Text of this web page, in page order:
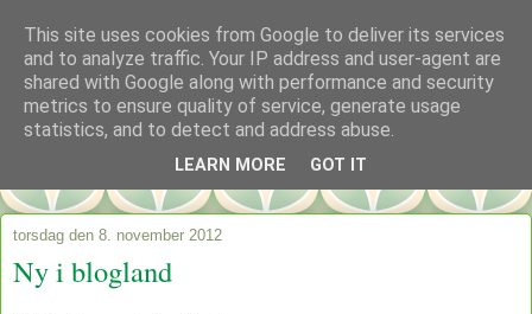
torsdag den 8. november 2012
Ny i blogland
This site uses cookies from Google to deliver its services
and to analyze traffic. Your IP address and user-agent are
shared with Google along with performance and security
metrics to ensure quality of service, generate usage
statistics, and to detect and address abuse.
LEARN MORE GOT IT